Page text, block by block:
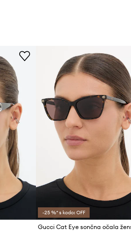
-25 %* s kodo: OFF
Gucci Cat Eye sončna očala